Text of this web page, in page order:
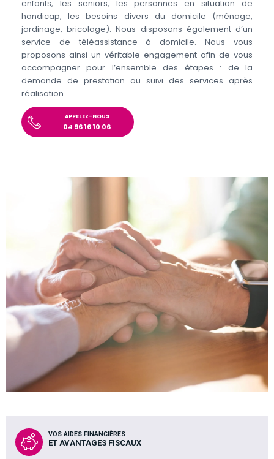
enfants, les seniors, les personnes en situation de
handicap, les besoins divers du domicile (ménage,
jardinage, bricolage). Nous disposons également d’un
service de téléassistance à domicile. Nous vous
proposons ainsi un véritable engagement afin de vous
accompagner pour l’ensemble des étapes : de la
demande de prestation au suivi des services après
réalisation.
APPELEZ-NOUS
04 96 16 10 06
VOS AIDES FINANCIÈRES
ET AVANTAGES FISCAUX